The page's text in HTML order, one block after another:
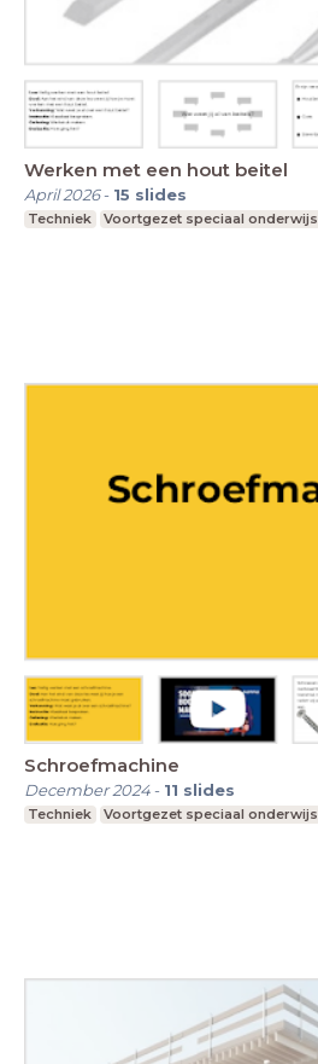
Werken met een hout beitel
April 2026- 15 slides
Techniek Voortgezet speciaal onderwijs
Schroefmachine
December 2024- 11 slides
Techniek Voortgezet speciaal onderwijs